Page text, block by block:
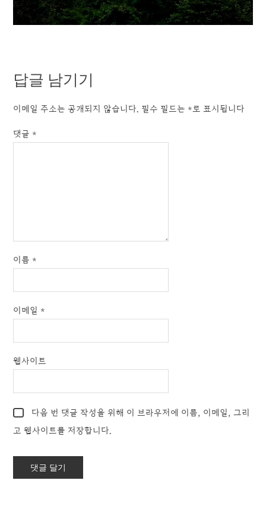
답글 남기기
이메일 주소는 공개되지 않습니다. 필수 필드는 *로 표시됩니다
댓글 *
이름 *
이메일 *
웹사이트
다음 번 댓글 작성을 위해 이 브라우저에 이름, 이메일, 그리
고 웹사이트를 저장합니다.